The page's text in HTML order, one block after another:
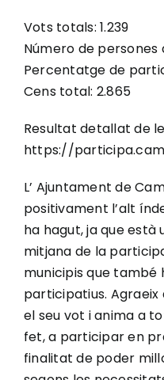
Vots totals: 1.239
Número de
Percentatge de
Cens total: 2.865
Resultat detallat de
https://
L’ Ajuntament de
positivament l’alt
ha hagut, ja que està
mitjana de la
municipis que també
participatius.
el seu vot i anima a
fet, a participar en
finalitat de poder